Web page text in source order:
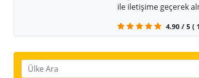
ile iletişime geçerek
4.90 / 5 (
Ülke Ara